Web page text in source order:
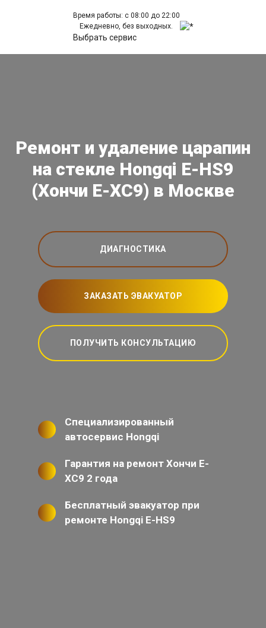
Время работы: с 08:00 до 22:00
Ежедневно, без выходных.
Выбрать сервис
Ремонт и удаление царапин
на стекле Hongqi E-HS9
(Хончи Е-ХС9) в Москве
ДИАГНОСТИКА
ЗАКАЗАТЬ ЭВАКУАТОР
ПОЛУЧИТЬ КОНСУЛЬТАЦИЮ
Специализированный
автосервис Hongqi
Гарантия на ремонт Хончи Е-
ХС9 2 года
Бесплатный эвакуатор при
ремонте Hongqi E-HS9